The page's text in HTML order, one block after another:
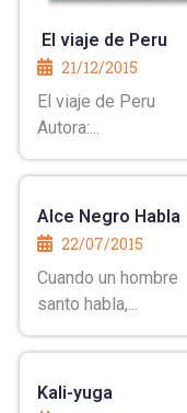
El viaje de Peru
21/12/2015
El viaje de Peru
Autora:...
Alce Negro Habla
22/07/2015
Cuando un hombre
santo habla,...
Kali-yuga